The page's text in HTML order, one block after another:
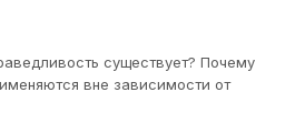
существует? Почему
вне зависимости от